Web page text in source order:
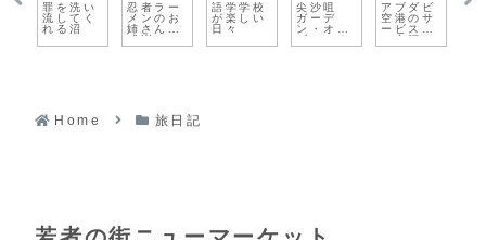
罪を洗い
流してく
れる沼
忍者ラー
メンのお
姉さんに
感謝
語学学校
が楽しい
日々
尖沙咀
ガーデ
ン・オ
ブ・スタ
ーズ
アブダビ
空港のサ
ービス力
に心躍
る そん
ホ
Home 旅日記